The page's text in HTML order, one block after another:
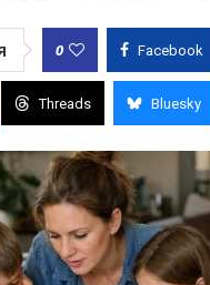
0 Facebook
Threads Bluesky